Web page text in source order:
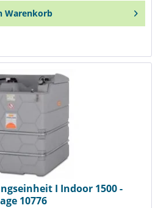
Warenkorb
I Indoor 1500 -
10776